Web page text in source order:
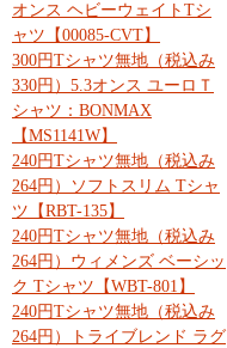
オンス ヘビーウェイトTシ
ャツ【00085-CVT】
300円Tシャツ無地（税込み
330円）5.3オンス ユーロＴ
シャツ：BONMAX
【MS1141W】
240円Tシャツ無地（税込み
264円）ソフトスリム Tシャ
ツ【RBT-135】
240円Tシャツ無地（税込み
264円）ウィメンズ ベーシッ
ク Tシャツ【WBT-801】
240円Tシャツ無地（税込み
264円）トライブレンド ラグ